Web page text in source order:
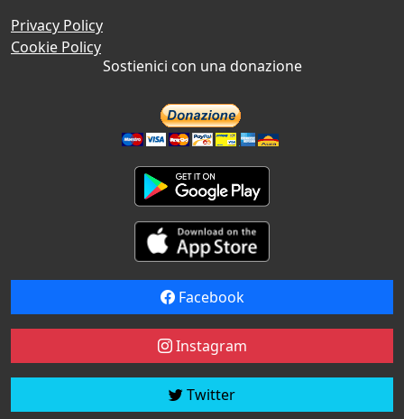
Privacy Policy
Cookie Policy
Sostienici con una donazione
Facebook
Instagram
Twitter